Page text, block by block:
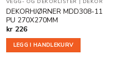
STUKKATUR
VEGG- OG DEKORLISTER | DEKOR
DEKORHJØRNER MDD308-11
PU 270X270MM
kr226
LEGG I HANDLEKURV